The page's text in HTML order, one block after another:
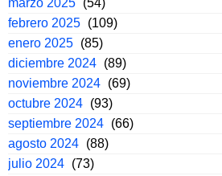
marzo 2025 (54)
febrero 2025 (109)
enero 2025 (85)
diciembre 2024 (89)
noviembre 2024 (69)
octubre 2024 (93)
septiembre 2024 (66)
agosto 2024 (88)
julio 2024 (73)